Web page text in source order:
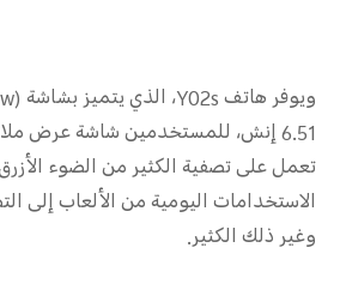
6.51 إنش، للمستخدمين شاشة عرض
تعمل على تصفية الكثير من الضوء الأزرق
الاستخدامات اليومية من الألعاب إلى
وغير ذلك الكثير.